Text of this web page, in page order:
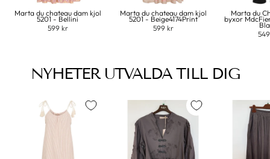
Marta du chateau dam kjol
5201 - Bellini
599 kr
Marta du chateau dam kjol
5201 - Beige4174Print
599 kr
Marta du
byxor
NYHETER UTVALDA TILL DIG